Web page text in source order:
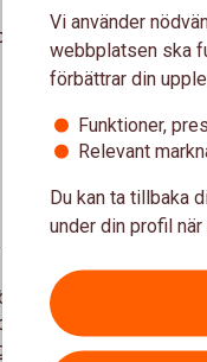
in-kontor under våra
du vill prata om:
placeringar
Vi använder
webbplatsen ska
förbättrar din
Funktioner,
Relevant
Du kan ta tillbaka
under din profil när